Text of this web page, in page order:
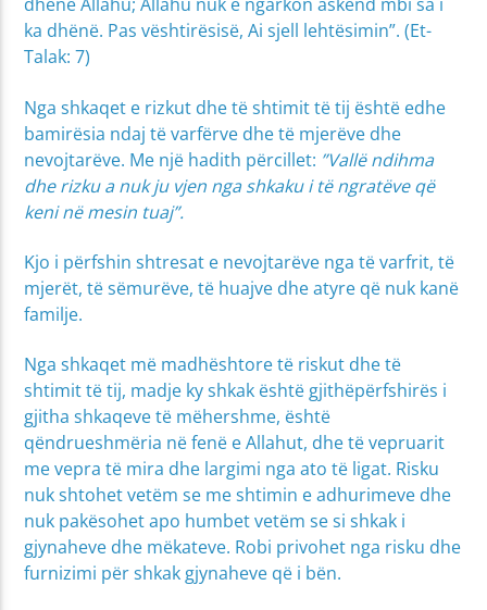
ka dhënë. Pas vështirësisë, Ai sjell lehtësimin”. (Et-
Talak: 7)
Nga shkaqet e rizkut dhe të shtimit të tij është edhe
bamirësia ndaj të varfërve dhe të mjerëve dhe
nevojtarëve. Me një hadith përcillet: ”Vallë ndihma
dhe rizku a nuk ju vjen nga shkaku i të ngratëve që
keni në mesin tuaj”.
Kjo i përfshin shtresat e nevojtarëve nga të varfrit, të
mjerët, të sëmurëve, të huajve dhe atyre që nuk kanë
familje.
Nga shkaqet më madhështore të riskut dhe të
shtimit të tij, madje ky shkak është gjithëpërfshirës i
gjitha shkaqeve të mëhershme, është
qëndrueshmëria në fenë e Allahut, dhe të vepruarit
me vepra të mira dhe largimi nga ato të ligat. Risku
nuk shtohet vetëm se me shtimin e adhurimeve dhe
nuk pakësohet apo humbet vetëm se si shkak i
gjynaheve dhe mëkateve. Robi privohet nga risku dhe
furnizimi për shkak gjynaheve që i bën.